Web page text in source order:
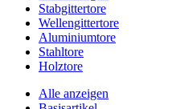
Stabgittertore
Wellengittertore
Aluminiumtore
Stahltore
Holztore
Alle anzeigen